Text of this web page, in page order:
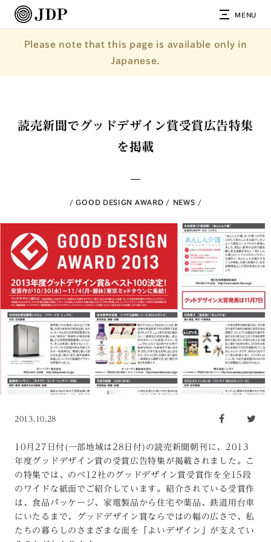
MENU
Please note that this page is available only in
Japanese.
読売新聞でグッドデザイン賞受賞広告特集
を掲載
GOOD DESIGN AWARD NEWS
2013.10.28
10月27日付(一部地域は28日付)の読売新聞朝刊に、2013
年度グッドデザイン賞の受賞広告特集が掲載されました。こ
の特集では、のべ12社のグッドデザイン賞受賞作を全15段
のワイドな紙面でご紹介しています。紹介されている受賞作
は、食品パッケージ、家電製品から住宅や薬品、鉄道用台車
にいたるまで、グッドデザイン賞ならではの幅の広さで、私
たちの暮らしのさまざまな面を「よいデザイン」が支えてい